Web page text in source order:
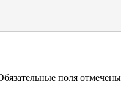
поля отмечены